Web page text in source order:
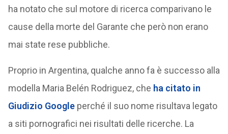
ha notato che sul motore di ricerca comparivano le
cause della morte del Garante che però non erano
mai state rese pubbliche.
Proprio in Argentina, qualche anno fa è successo alla
modella Maria Belén Rodriguez, che ha citato in
Giudizio Googleperché il suo nome risultava legato
a siti pornografici nei risultati delle ricerche. La